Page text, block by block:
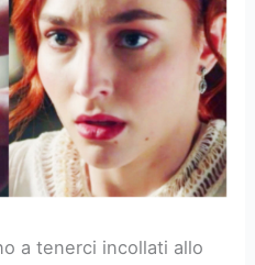
a tenerci incollati allo